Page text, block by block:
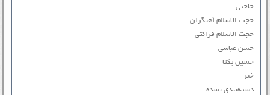
حاجتی
حجت الاسلام آهنگران
حجت الاسلام قرائتی
حسن عباسی
حسین یکتا
خبر
دسته‌بندی نشده